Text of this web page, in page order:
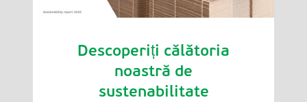
Descoperiți călătoria
noastră de
sustenabilitate